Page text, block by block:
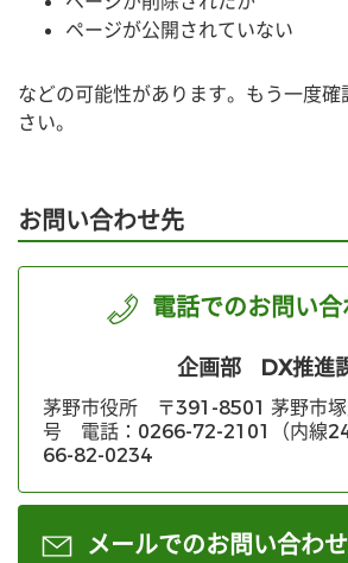
ページが公開されていない
などの可能性があります。もう一度
さい。
お問い合わせ先
電話でのお問い
企画部 DX推進
茅野市役所 〒391-8501 茅野市塚
号 電話：0266-72-2101（内線
66-82-0234
メールでのお問い合わせ